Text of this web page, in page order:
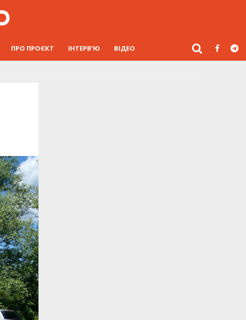
ПРО ПРОЄКТ ІНТЕРВ’Ю ВІДЕО